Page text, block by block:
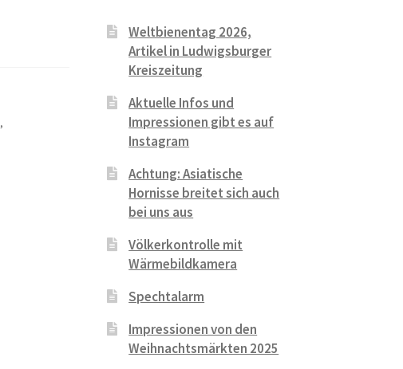
,
Weltbienentag 2026,
Artikel in Ludwigsburger
Kreiszeitung
Aktuelle Infos und
Impressionen gibt es auf
Instagram
Achtung: Asiatische
Hornisse breitet sich auch
bei uns aus
Völkerkontrolle mit
Wärmebildkamera
Spechtalarm
Impressionen von den
Weihnachtsmärkten 2025